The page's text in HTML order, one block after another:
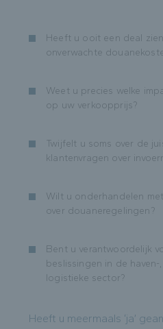
Heeft u ooit een deal
onverwachte
Weet u precies welke
op uw verkoopprijs?
Twijfelt u soms over de
klantenvragen over
Wilt u onderhandelen
over douaneregelingen?
Bent u verantwoordelijk
beslissingen in de
logistieke sector?
Heeft u meermaals ‘ja’